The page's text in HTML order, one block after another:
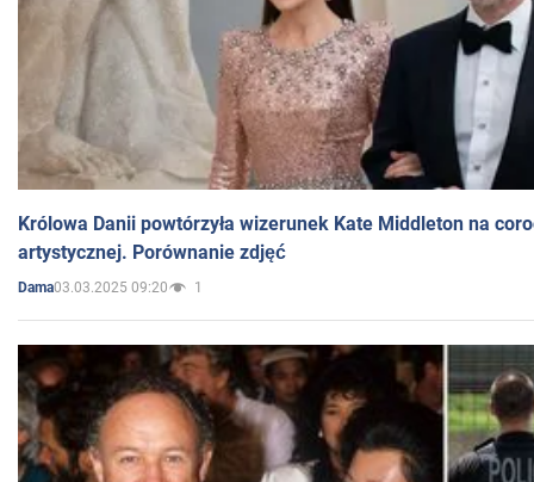
Królowa Danii powtórzyła wizerunek Kate Middleton na
artystycznej. Porównanie zdjęć
Dama03.03.2025 09:20 1